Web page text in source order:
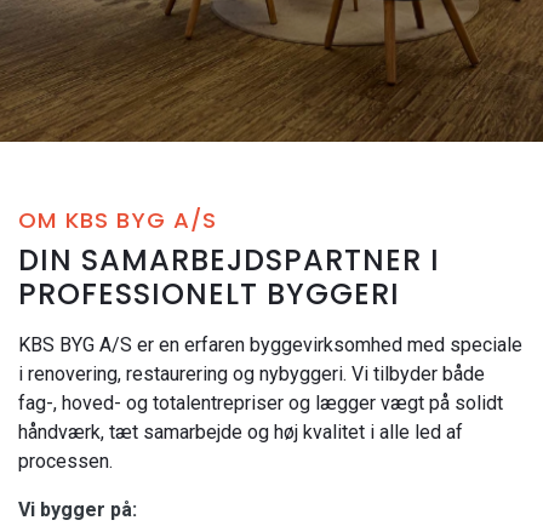
OM KBS BYG A/S
DIN SAMARBEJDSPARTNER I
PROFESSIONELT BYGGERI
KBS BYG A/S er en erfaren byggevirksomhed med speciale
i renovering, restaurering og nybyggeri. Vi tilbyder både
fag-, hoved- og totalentrepriser og lægger vægt på solidt
håndværk, tæt samarbejde og høj kvalitet i alle led af
processen.
Vi bygger på: